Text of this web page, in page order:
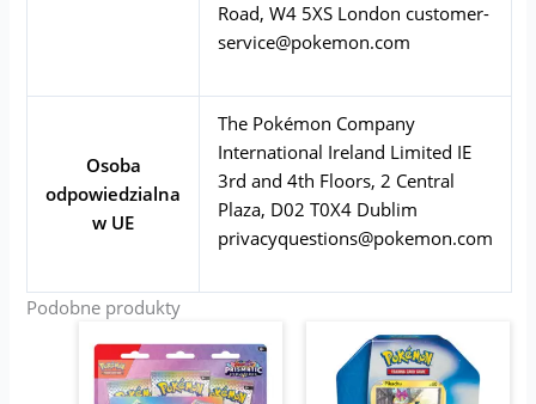
Road, W4 5XS London customer-
service@pokemon.com
Osoba
odpowiedzialna
w UE
The Pokémon Company
International Ireland Limited IE
3rd and 4th Floors, 2 Central
Plaza, D02 T0X4 Dublim
privacyquestions@pokemon.com
Podobne produkty